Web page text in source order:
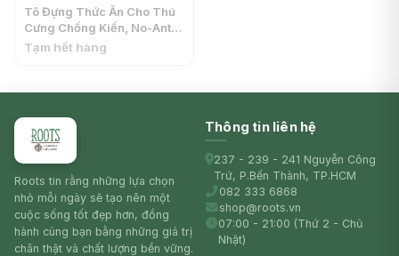
Tô Đựng Thức Ăn Cho Thú
Cưng Chống Kiến, No-Ant
Pet Bowl, Size S/L
Tạm hết hàng
Roots tin rằng những lựa chọn
nhỏ mỗi ngày sẽ tạo nên một
cuộc sống tốt đẹp hơn, đồng
hành cùng bạn bằng những giá trị
chân thật và chất lượng bền vững.
Thông tin liên hệ
237 - 239 - 241 Nguyễn Công
Trứ, P.Bến Thành, TP.HCM
082 333 6868
shop@roots.vn
07:00 - 21:00 (Thứ 2 - Chủ
Nhật)